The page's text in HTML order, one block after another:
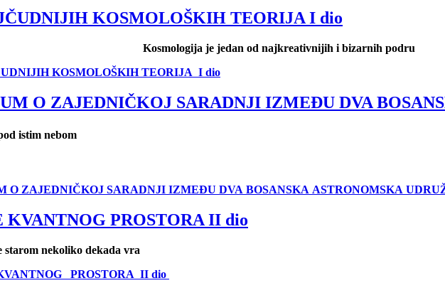
KOSMOLOŠKIH TEORIJA I dio
Kosmologija je jedan od najkreativnijih i bizarnih podru
KOSMOLOŠKIH TEORIJA I dio
O ZAJEDNIČKOJ SARADNJI IZMEĐU DVA
istim nebom
O ZAJEDNIČKOJ SARADNJI IZMEĐU DVA BOSANSKA ASTRONOMSKA
PROSTORA II dio
nekoliko dekada vra
PROSTORA II dio